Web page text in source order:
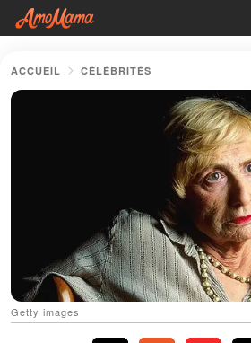
ACCUEIL CÉLÉBRITÉS
Getty images